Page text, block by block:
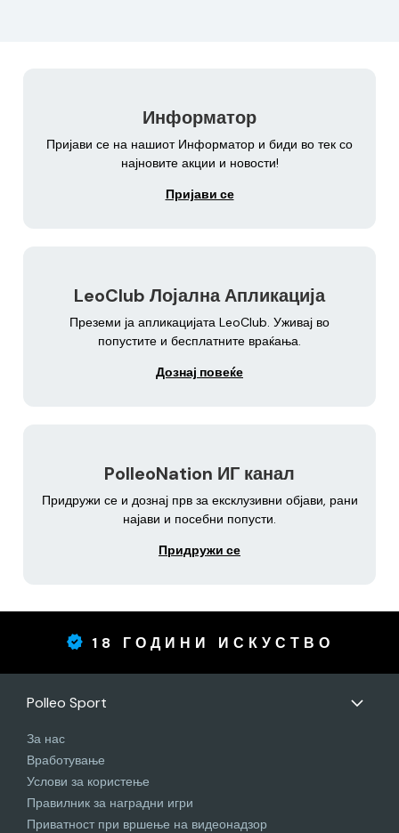
Информатор
Пријави се на нашиот Информатор и биди во тек со
најновите акции и новости!
Пријави се
LeoClub Лојална Апликација
Преземи ја апликацијата LeoClub. Уживај во
попустите и бесплатните враќања.
Дознај повеќе
PolleoNation ИГ канал
Придружи се и дознај прв за ексклузивни објави, рани
најави и посебни попусти.
Придружи се
18 ГОДИНИ ИСКУСТВО
Polleo Sport
За нас
Вработување
Услови за користење
Правилник за наградни игри
Приватност при вршење на видеонадзор